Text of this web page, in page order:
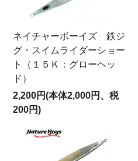
ネイチャーボーイズ 鉄ジ
グ・スイムライダーショー
ト（１５Ｋ：グローヘッ
ド）
2,200円(本体2,000円、税
200円)